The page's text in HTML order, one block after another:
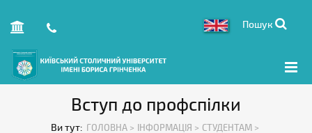
Пошук
Вступ до профспілки
Ви тут: ГОЛОВНА > ІНФОРМАЦІЯ > СТУДЕНТАМ >